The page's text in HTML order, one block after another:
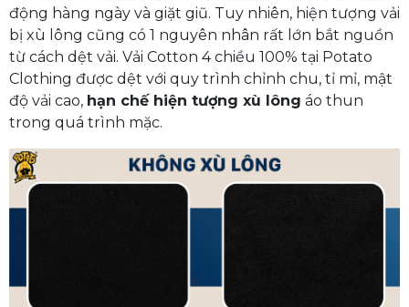
động hàng ngày và giặt giũ. Tuy nhiên, hiện tượng vải
bị xù lông cũng có 1 nguyên nhân rất lớn bắt nguồn
từ cách dệt vải. Vải Cotton 4 chiều 100% tại Potato
Clothing được dệt với quy trình chỉnh chu, tỉ mỉ, mật
độ vải cao, hạn chế hiện tượng xù lông áo thun
trong quá trình mặc.